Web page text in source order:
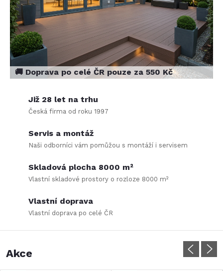
d
ě
🚚 Doprava po celé ČR pouze za 550 Kč
Již 28 let na trhu
Česká firma od roku 1997
Servis a montáž
Naši odborníci vám pomůžou s montáží i servisem
Skladová plocha 8000 m²
Vlastní skladové prostory o rozloze 8000 m²
Vlastní doprava
Vlastní doprava po celé ČR
Akce